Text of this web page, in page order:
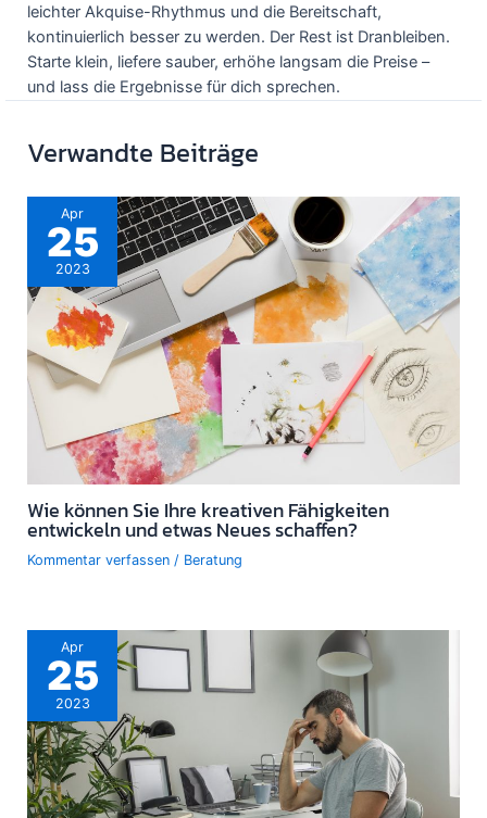
leichter Akquise-Rhythmus und die Bereitschaft,
kontinuierlich besser zu werden. Der Rest ist Dranbleiben.
Starte klein, liefere sauber, erhöhe langsam die Preise –
und lass die Ergebnisse für dich sprechen.
Verwandte Beiträge
Apr
25
2023
Wie können Sie Ihre kreativen Fähigkeiten
entwickeln und etwas Neues schaffen?
Kommentar verfassen / Beratung
Apr
25
2023